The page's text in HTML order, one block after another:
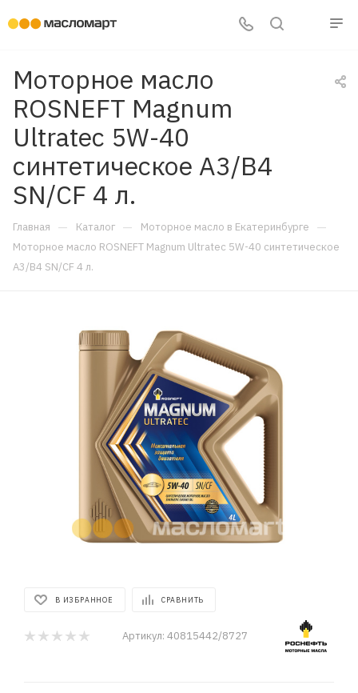
Моторное масло
ROSNEFT Magnum
Ultratec 5W-40
синтетическое A3/B4
SN/CF 4 л.
Главная — Каталог — Моторное масло в Екатеринбурге —
Моторное масло ROSNEFT Magnum Ultratec 5W-40 синтетическое
A3/B4 SN/CF 4 л.
В ИЗБРАННОЕ СРАВНИТЬ
Артикул: 40815442/8727